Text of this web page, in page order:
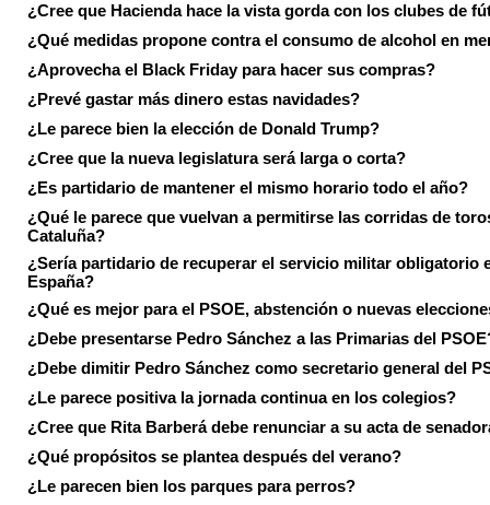
¿Cree que Hacienda hace la vista gorda con los clubes de
¿Qué medidas propone contra el consumo de alcohol en
¿Aprovecha el Black Friday para hacer sus compras?
¿Prevé gastar más dinero estas navidades?
¿Le parece bien la elección de Donald Trump?
¿Cree que la nueva legislatura será larga o corta?
¿Es partidario de mantener el mismo horario todo el año?
¿Qué le parece que vuelvan a permitirse las corridas de
Cataluña?
¿Sería partidario de recuperar el servicio militar obligatorio
España?
¿Qué es mejor para el PSOE, abstención o nuevas
¿Debe presentarse Pedro Sánchez a las Primarias del
¿Debe dimitir Pedro Sánchez como secretario general del
¿Le parece positiva la jornada continua en los colegios?
¿Cree que Rita Barberá debe renunciar a su acta de
¿Qué propósitos se plantea después del verano?
¿Le parecen bien los parques para perros?